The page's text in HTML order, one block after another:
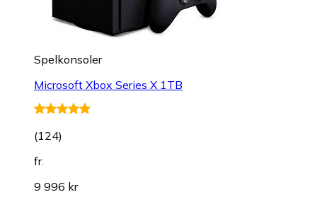
Spelkonsoler
Microsoft Xbox Series X 1TB
(124)
fr.
9 996 kr